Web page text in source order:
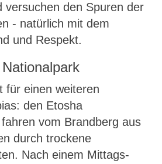
versuchen den Spuren der
- natürlich mit dem
und Respekt.
für einen weiteren
den Etosha
vom Brandberg aus
durch trockene
Nach einem Mittags-